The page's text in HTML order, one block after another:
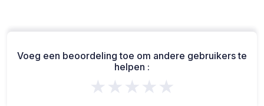
Voeg een beoordeling toe om andere gebruikers te
helpen :
★★★★★